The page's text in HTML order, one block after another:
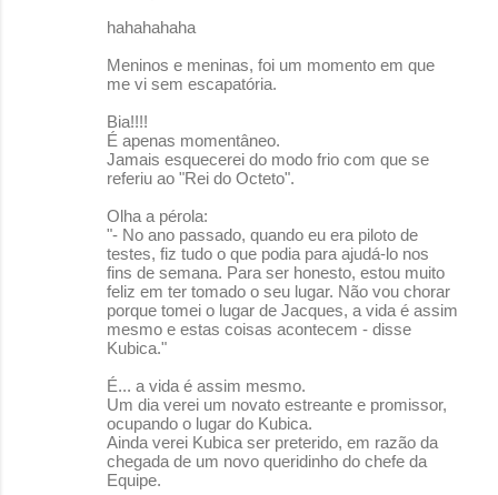
hahahahaha
Meninos e meninas, foi um momento em que
me vi sem escapatória.
Bia!!!!
É apenas momentâneo.
Jamais esquecerei do modo frio com que se
referiu ao "Rei do Octeto".
Olha a pérola:
"- No ano passado, quando eu era piloto de
testes, fiz tudo o que podia para ajudá-lo nos
fins de semana. Para ser honesto, estou muito
feliz em ter tomado o seu lugar. Não vou chorar
porque tomei o lugar de Jacques, a vida é assim
mesmo e estas coisas acontecem - disse
Kubica."
É... a vida é assim mesmo.
Um dia verei um novato estreante e promissor,
ocupando o lugar do Kubica.
Ainda verei Kubica ser preterido, em razão da
chegada de um novo queridinho do chefe da
Equipe.